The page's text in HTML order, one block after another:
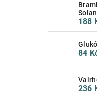
188
84
236